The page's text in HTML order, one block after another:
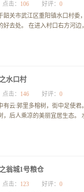
点击： 106 好评： 0
韶关市武江区重阳镇水口村委
好去处。 在进入村口右方河边
水口村
点击： 146 好评： 0
有云:郭里多榕树，街中足使
，后人乘凉的美丽宜居生态。
翁城1号粮仓
点击： 123 好评： 0